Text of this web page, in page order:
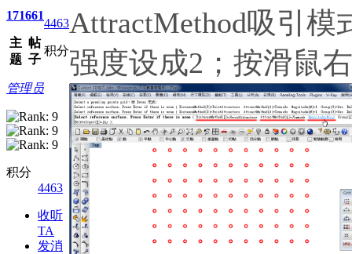
171
主
题
661
帖
子
4463
积分
管理员
积分
4463
收听
TA
发消
AttractMethod吸引模
强度设成2；按滑鼠